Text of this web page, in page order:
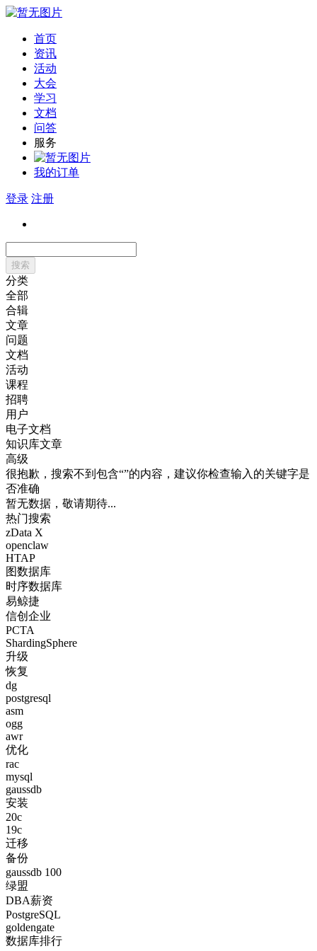
首页
资讯
活动
大会
学习
文档
问答
服务
我的订单
登录 注册
搜索
分类
全部
合辑
文章
问题
文档
活动
课程
招聘
用户
电子文档
知识库文章
高级
很抱歉，搜索不到包含“”的内容，建议你检查输入的关键字是
否准确
暂无数据，敬请期待...
热门搜索
zData X
openclaw
HTAP
图数据库
时序数据库
易鲸捷
信创企业
PCTA
ShardingSphere
升级
恢复
dg
postgresql
asm
ogg
awr
优化
rac
mysql
gaussdb
安装
20c
19c
迁移
备份
gaussdb 100
绿盟
DBA薪资
PostgreSQL
goldengate
数据库排行